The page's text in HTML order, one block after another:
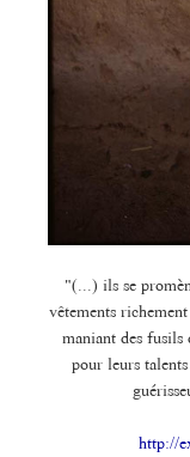
"(...) ils se
vêtements
maniant des fusils
pour leurs
http://